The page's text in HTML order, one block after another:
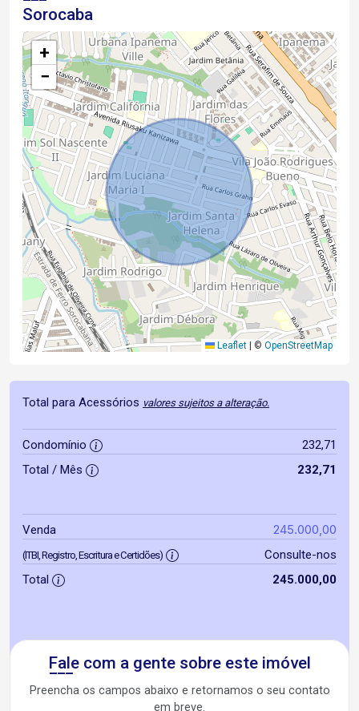
Sorocaba
+
−
Leaflet © OpenStreetMap
Total para Acessórios valores sujeitos a alteração.
Condomínio
232,71
Total / Mês
232,71
Venda 245.000,00
(ITBI, Registro, Escritura e Certidões)
Consulte-nos
Total
245.000,00
Fale com a gente sobre este imóvel
Preencha os campos abaixo e retornamos o seu contato
em breve.